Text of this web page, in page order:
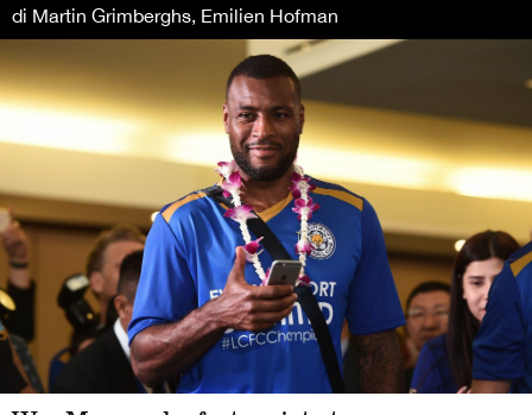
di Martin Grimberghs, Emilien Hofman